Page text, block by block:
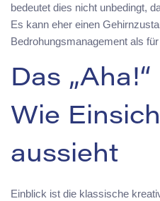
bedeutet dies nicht unbedingt,
Es kann eher einen
Bedrohungsmanagement als
Das
Wie
aussieht
Einblick ist die klassische